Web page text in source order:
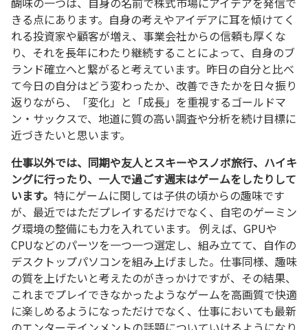
きる点にあります。自身の考えやアイデアに耳を傾けてく
れる投資家や顧客が増え、事業会社からの信頼も厚くな
り、それを長年にわたり継続することによって、自身のブ
ランド確立へと繋がると考えています。昨日の自分と比べ
て今日の自分はどう変わったか、改善できたかを日々振り
返りながら、「変化」と「成長」を重視するゴールドマ
ン・サックスで、地道に質の高い調査や分析を続け目標に
近づきたいと思います。
仕事以外では、同期や友人とスキーやスノボ旅行、ハイキ
ングに行ったり、一人で過ごす週末はゲームをしたりして
います。 特にゲームに関しては子供の頃からの趣味です
が、最近ではただプレイするだけでなく、自宅のゲーミン
グ環境の整備にも力を入れています。 例えば、GPUや
CPUなどのパーツを一つ一つ選定し、組み立てて、自作の
デスクトップパソコンを組み上げました。仕事同様、趣味
の質を上げたいと考えたのがきっかけですが、その結果、
これまでプレイできなかったようなゲームを高画質で快適
に楽しめるようになっただけでなく、仕事においても最新